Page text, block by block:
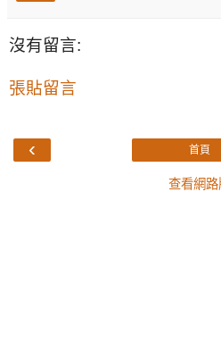
沒有留言:
張貼留言
‹ 首頁
查看網路